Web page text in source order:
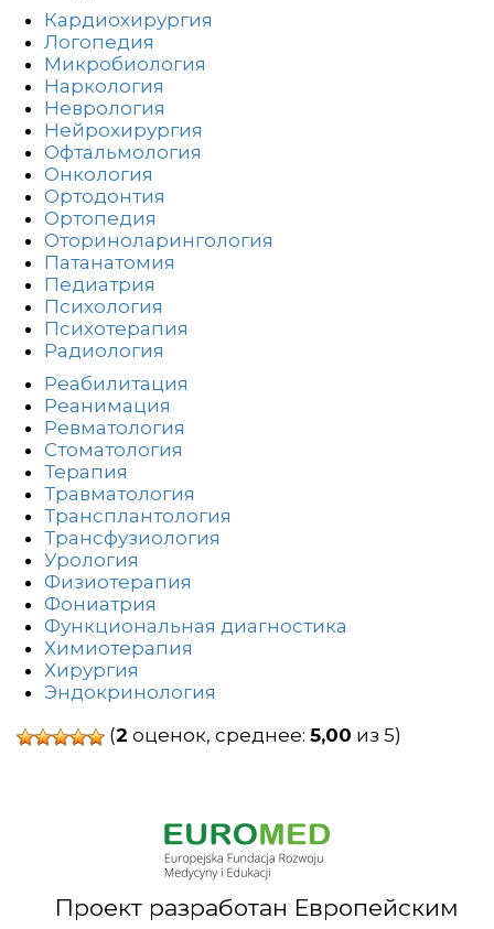
Кардиохирургия
Логопедия
Микробиология
Наркология
Неврология
Нейрохирургия
Офтальмология
Онкология
Ортодонтия
Ортопедия
Оториноларингология
Патанатомия
Педиатрия
Психология
Психотерапия
Радиология
Реабилитация
Реанимация
Ревматология
Стоматология
Терапия
Травматология
Трансплантология
Трансфузиология
Урология
Физиотерапия
Фониатрия
Функциональная диагностика
Химиотерапия
Хирургия
Эндокринология
(2 оценок, среднее: 5,00 из 5)
Проект разработан Европейским